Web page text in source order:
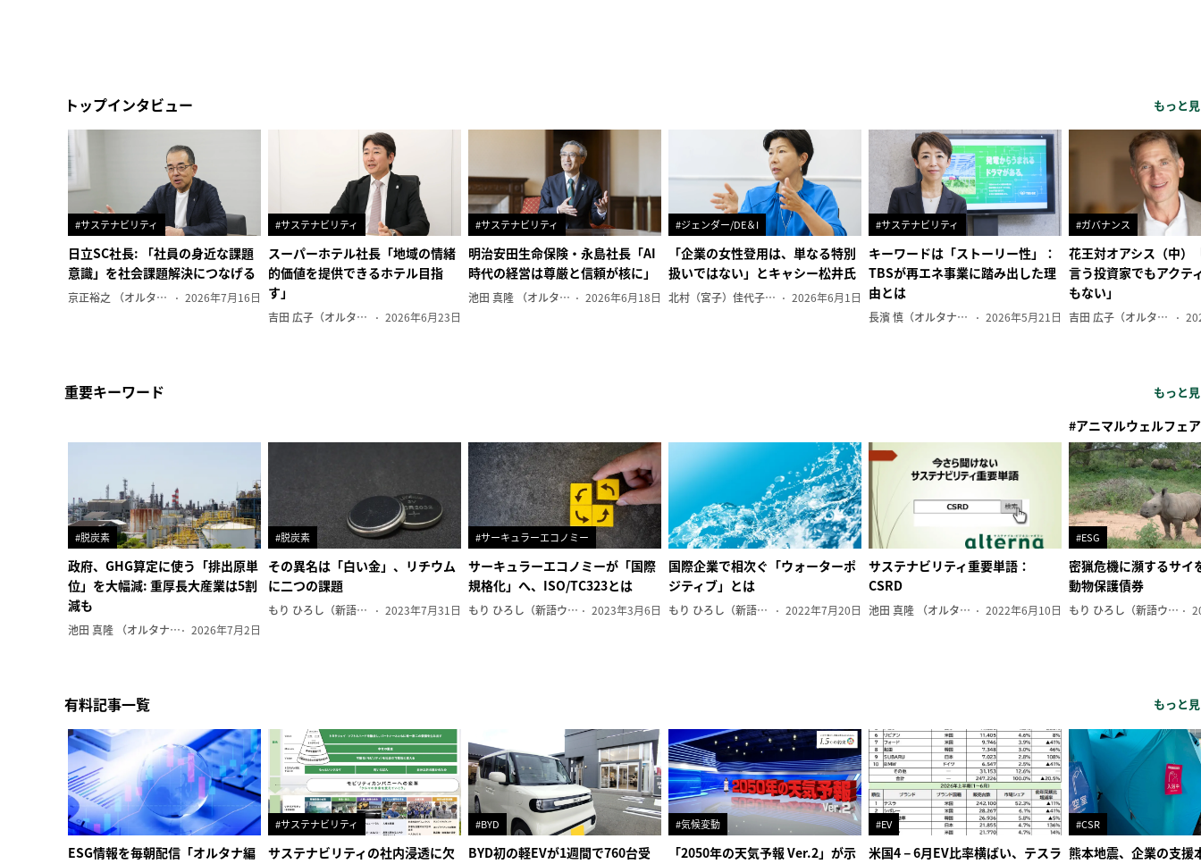
トップインタビュー もっと
#サステナビリティ
日立SC社長: 「社員の身近な課題
意識」を社会課題解決につなげる
京正裕之 （オルタナ副編集長） 2026年7月16日
#サステナビリティ
スーパーホテル社長「地域の情緒
的価値を提供できるホテル目指
す」
吉田 広子（オルタナ輪番編集長） 2026年6月23日
#サステナビリティ
明治安田生命保険・永島社長「AI
時代の経営は尊厳と信頼が核に」
池田 真隆 （オルタナ輪番編集長） 2026年6月18日
#ジェンダー/DE＆I
「企業の女性登用は、単なる特別
扱いではない」とキャシー松井氏
北村（宮子）佳代子（オルタナ輪番編集長） 2026年6月1日
#サステナビリティ
キーワードは「ストーリー性」：
TBSが再エネ事業に踏み出した理
由とは
長濱 慎（オルタナ副編集長） 2026年5月21日
#ガバナンス
花王対オアシス（中）
言う投資家でもアクテ
もない」
吉田 広子（オルタナ輪番編集長）
重要キーワード もっと
#脱炭素
政府、GHG算定に使う「排出原単
位」を大幅減: 重厚長大産業は5割
減も
池田 真隆 （オルタナ輪番編集長） 2026年7月2日
#脱炭素
その異名は「白い金」、リチウム
に二つの課題
もり ひろし（新語ウォッチャー） 2023年7月31日
#サーキュラーエコノミー
サーキュラーエコノミーが「国際
規格化」へ、ISO/TC323とは
もり ひろし（新語ウォッチャー） 2023年3月6日
国際企業で相次ぐ「ウォーターポ
ジティブ」とは
もり ひろし（新語ウォッチャー） 2022年7月20日
サステナビリティ重要単語：
CSRD
池田 真隆 （オルタナ輪番編集長） 2022年6月10日
#アニマルウェルフェア
#ESG
密猟危機に瀕するサイ
動物保護債券
もり ひろし（新語ウォッチャー）
有料記事一覧 もっと
ESG情報を毎朝配信「オルタナ編
#サステナビリティ
サステナビリティの社内浸透に欠
#BYD
BYD初の軽EVが1週間で760台受
#気候変動
「2050年の天気予報 Ver.2」が示
#EV
米国4－6月EV比率横ばい、テスラ
#CSR
熊本地震、企業の支援